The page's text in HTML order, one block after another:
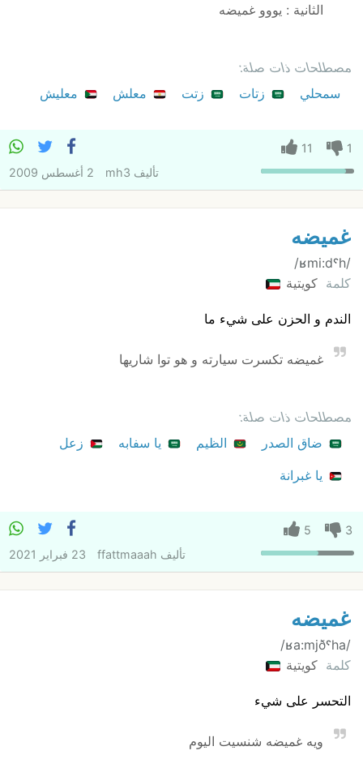
الثانية : يووو غميضه
مصطلحات ذات صلة:
سمحلي
زتات زتت معلش معليش
1
11
تأليف mh3 2 أغسطس 2009
غميضه
/ʁmi:dˤh/
كلمة كويتية
الندم و الحزن على شيء ما
غميضه تكسرت سيارته و هو توا شاريها
مصطلحات ذات صلة:
ضاق الصدر
الظيم يا سفابه
زعل
يا غبرانة
3
5
تأليف ffattmaaah 23 فبراير 2021
غميضه
/ʁa:mjðˤha/
كلمة كويتية
التحسر على شيء
ويه غميضه شنسيت اليوم